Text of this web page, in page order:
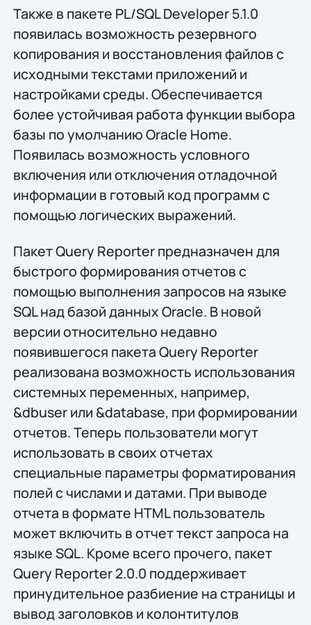
Также в пакете PL/SQL Developer 5.1.0
появилась возможность резервного
копирования и восстановления файлов с
исходными текстами приложений и
настройками среды. Обеспечивается
более устойчивая работа функции выбора
базы по умолчанию Oracle Home.
Появилась возможность условного
включения или отключения отладочной
информации в готовый код программ с
помощью логических выражений.
Пакет Query Reporter предназначен для
быстрого формирования отчетов с
помощью выполнения запросов на языке
SQL над базой данных Oracle. В новой
версии относительно недавно
появившегося пакета Query Reporter
реализована возможность использования
системных переменных, например,
&dbuser или &database, при формировании
отчетов. Теперь пользователи могут
использовать в своих отчетах
специальные параметры форматирования
полей с числами и датами. При выводе
отчета в формате HTML пользователь
может включить в отчет текст запроса на
языке SQL. Кроме всего прочего, пакет
Query Reporter 2.0.0 поддерживает
принудительное разбиение на страницы и
вывод заголовков и колонтитулов